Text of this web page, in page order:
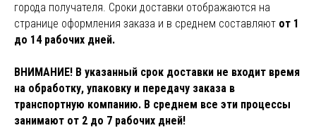
города получателя. Сроки доставки отображаются на
странице оформления заказа и в среднем составляют от 1
до 14 рабочих дней.
ВНИМАНИЕ! В указанный срок доставки не входит время
на обработку, упаковку и передачу заказа в
транспортную компанию. В среднем все эти процессы
занимают от 2 до 7 рабочих дней!